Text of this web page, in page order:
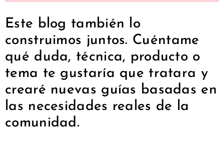
Este blog también lo
construimos juntos. Cuéntame
qué duda, técnica, producto o
tema te gustaría que tratara y
crearé nuevas guías basadas en
las necesidades reales de la
comunidad.